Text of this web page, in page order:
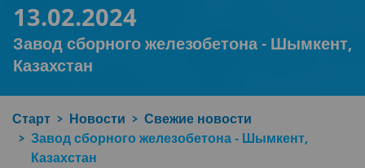
13.02.2024
Завод сборного железобетона - Шымкент,
Казахстан
Старт Новости
Свежие новости
Завод сборного железобетона - Шымкент,
Казахстан